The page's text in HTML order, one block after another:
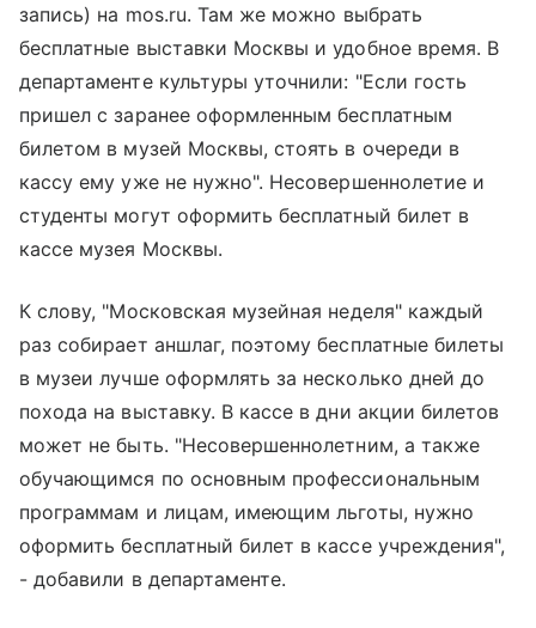
запись) на mos.ru. Там же можно выбрать
бесплатные выставки Москвы и удобное время. В
департаменте культуры уточнили: "Если гость
пришел с заранее оформленным бесплатным
билетом в музей Москвы, стоять в очереди в
кассу ему уже не нужно". Несовершеннолетие и
студенты могут оформить бесплатный билет в
кассе музея Москвы.
К слову, "Московская музейная неделя" каждый
раз собирает аншлаг, поэтому бесплатные билеты
в музеи лучше оформлять за несколько дней до
похода на выставку. В кассе в дни акции билетов
может не быть. "Несовершеннолетним, а также
обучающимся по основным профессиональным
программам и лицам, имеющим льготы, нужно
оформить бесплатный билет в кассе учреждения",
- добавили в департаменте.